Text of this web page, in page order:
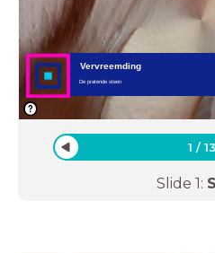
De pratende steen
Vervreemding
1 /13
Slide 1: